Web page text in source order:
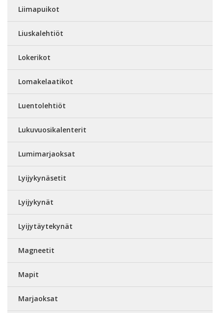
Liimapuikot
Liuskalehtiöt
Lokerikot
Lomakelaatikot
Luentolehtiöt
Lukuvuosikalenterit
Lumimarjaoksat
Lyijykynäsetit
Lyijykynät
Lyijytäytekynät
Magneetit
Mapit
Marjaoksat